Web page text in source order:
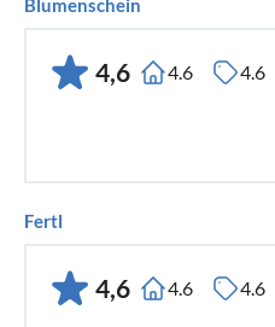
Blumenschein
4,6 4.6 4.6
Fertl
4,6 4.6 4.6